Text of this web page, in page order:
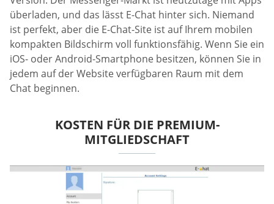
überladen, und das lässt E-Chat hinter sich. Niemand
ist perfekt, aber die E-Chat-Site ist auf Ihrem mobilen
kompakten Bildschirm voll funktionsfähig. Wenn Sie ein
iOS- oder Android-Smartphone besitzen, können Sie in
jedem auf der Website verfügbaren Raum mit dem
Chat beginnen.
KOSTEN FÜR DIE PREMIUM-
MITGLIEDSCHAFT